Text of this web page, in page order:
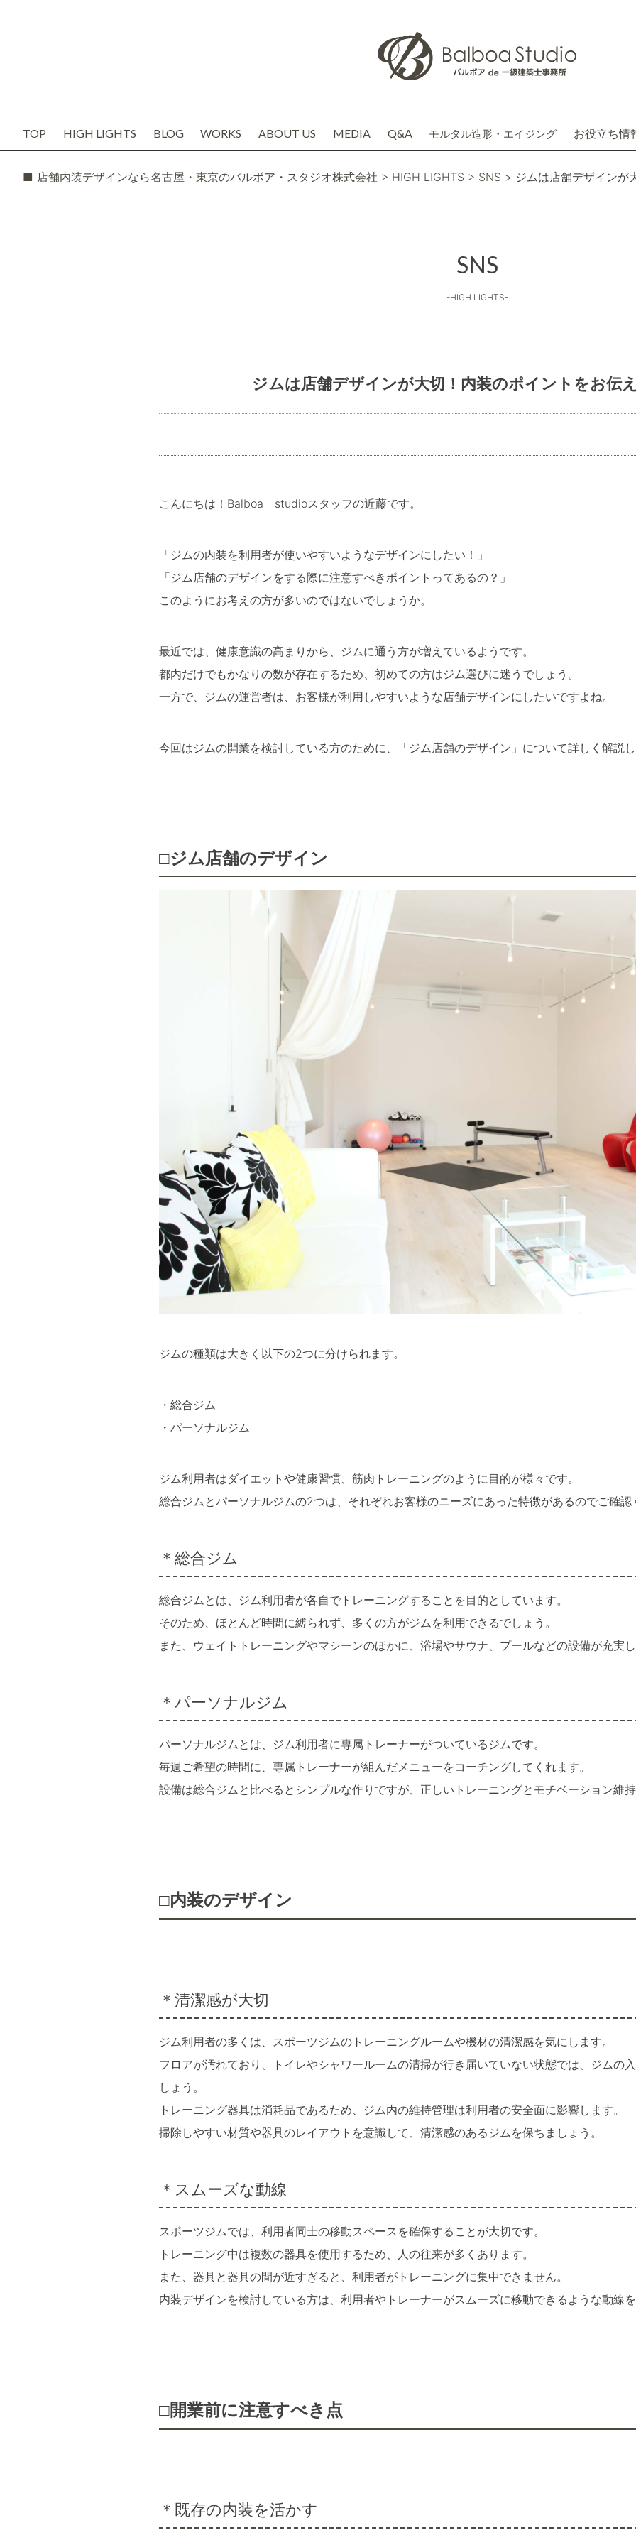
TOP HIGH LIGHTS BLOG WORKS ABOUT US MEDIA Q&A モルタル造形・エイジング お役立ち情
■ 店舗内装デザインなら名古屋・東京のバルボア・スタジオ株式会社 > HIGH LIGHTS > SNS > ジムは店舗デザインが
SNS
-HIGH LIGHTS-
ジムは店舗デザインが大切！内装のポイントをお伝
こんにちは！Balboa studioスタッフの近藤です。
「ジムの内装を利用者が使いやすいようなデザインにしたい！」
「ジム店舗のデザインをする際に注意すべきポイントってあるの？」
このようにお考えの方が多いのではないでしょうか。
最近では、健康意識の高まりから、ジムに通う方が増えているようです。
都内だけでもかなりの数が存在するため、初めての方はジム選びに迷うでしょう。
一方で、ジムの運営者は、お客様が利用しやすいような店舗デザインにしたいですよね。
今回はジムの開業を検討している方のために、「ジム店舗のデザイン」について詳しく解説
□ジム店舗のデザイン
ジムの種類は大きく以下の2つに分けられます。
・総合ジム
・パーソナルジム
ジム利用者はダイエットや健康習慣、筋肉トレーニングのように目的が様々です。
総合ジムとパーソナルジムの2つは、それぞれお客様のニーズにあった特徴があるのでご確認
＊総合ジム
総合ジムとは、ジム利用者が各自でトレーニングすることを目的としています。
そのため、ほとんど時間に縛られず、多くの方がジムを利用できるでしょう。
また、ウェイトトレーニングやマシーンのほかに、浴場やサウナ、プールなどの設備が充実
＊パーソナルジム
パーソナルジムとは、ジム利用者に専属トレーナーがついているジムです。
毎週ご希望の時間に、専属トレーナーが組んだメニューをコーチングしてくれます。
設備は総合ジムと比べるとシンプルな作りですが、正しいトレーニングとモチベーション維
□内装のデザイン
＊清潔感が大切
ジム利用者の多くは、スポーツジムのトレーニングルームや機材の清潔感を気にします。
フロアが汚れており、トイレやシャワールームの清掃が行き届いていない状態では、ジムの
しょう。
トレーニング器具は消耗品であるため、ジム内の維持管理は利用者の安全面に影響します。
掃除しやすい材質や器具のレイアウトを意識して、清潔感のあるジムを保ちましょう。
＊スムーズな動線
スポーツジムでは、利用者同士の移動スペースを確保することが大切です。
トレーニング中は複数の器具を使用するため、人の往来が多くあります。
また、器具と器具の間が近すぎると、利用者がトレーニングに集中できません。
内装デザインを検討している方は、利用者やトレーナーがスムーズに移動できるような動線
□開業前に注意すべき点
＊既存の内装を活かす